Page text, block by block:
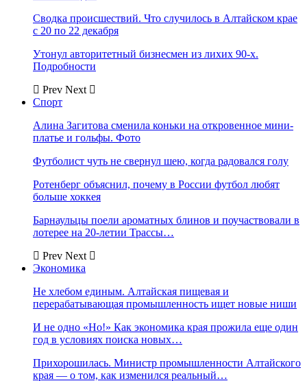
Сводка происшествий. Что случилось в Алтайском крае
с 20 по 22 декабря
Утонул авторитетный бизнесмен из лихих 90-х.
Подробности
Prev Next
Спорт
Алина Загитова сменила коньки на откровенное мини-
платье и гольфы. Фото
Футболист чуть не свернул шею, когда радовался голу
Ротенберг объяснил, почему в России футбол любят
больше хоккея
Барнаульцы поели ароматных блинов и поучаствовали в
лотерее на 20-летии Трассы…
Prev Next
Экономика
Не хлебом единым. Алтайская пищевая и
перерабатывающая промышленность ищет новые ниши
И не одно «Но!» Как экономика края прожила еще один
год в условиях поиска новых…
Прихорошилась. Министр промышленности Алтайского
края — о том, как изменился реальный…